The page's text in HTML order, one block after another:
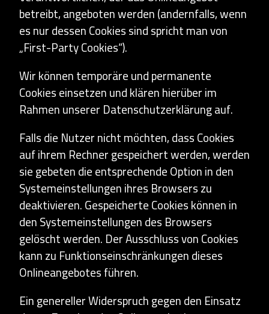
betreibt, angeboten werden (andernfalls, wenn
es nur dessen Cookies sind spricht man von
„First-Party Cookies“).
Wir können temporäre und permanente
Cookies einsetzen und klären hierüber im
Rahmen unserer Datenschutzerklärung auf.
Falls die Nutzer nicht möchten, dass Cookies
auf ihrem Rechner gespeichert werden, werden
sie gebeten die entsprechende Option in den
Systemeinstellungen ihres Browsers zu
deaktivieren. Gespeicherte Cookies können in
den Systemeinstellungen des Browsers
gelöscht werden. Der Ausschluss von Cookies
kann zu Funktionseinschränkungen dieses
Onlineangebotes führen.
Ein genereller Widerspruch gegen den Einsatz